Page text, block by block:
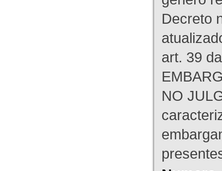
Decreto
art. 39
NO